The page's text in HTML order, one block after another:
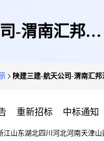
-渭南汇邦沋
陕建三建-航天公司-渭南汇
重新招标 中标通知
江山东湖北四川 河北河南天津山